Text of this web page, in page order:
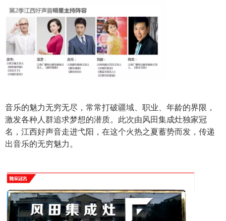
音乐的魅力无穷无尽，常常打破疆域、职业、年龄的界限，
激发各种人群追求梦想的潜质。此次由风田集成灶独家冠
名，江西好声音走进弋阳，在这个火热之夏蓄势而发，传递
出音乐的无穷魅力。